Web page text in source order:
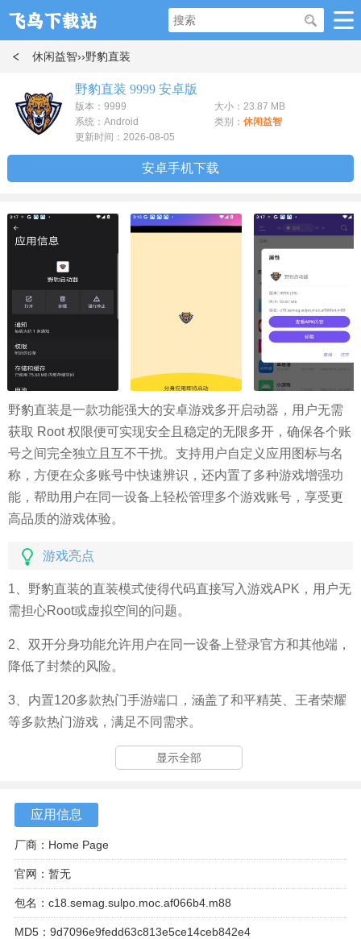
休闲益智››野豹直装
野豹直装 9999 安卓版
版本：9999
大小：23.87 MB
系统：Android
类别： 休闲益智
更新时间：2026-08-05
安卓手机下载
野豹直装是一款功能强大的安卓游戏多开启动器，用户无需
获取 Root 权限便可实现安全且稳定的无限多开，确保各个账
号之间完全独立且互不干扰。支持用户自定义应用图标与名
称，方便在众多账号中快速辨识，还内置了多种游戏增强功
能，帮助用户在同一设备上轻松管理多个游戏账号，享受更
高品质的游戏体验。
游戏亮点
1、野豹直装的直装模式使得代码直接写入游戏APK，用户无
需担心Root或虚拟空间的问题。
2、双开分身功能允许用户在同一设备上登录官方和其他端，
降低了封禁的风险。
3、内置120多款热门手游端口，涵盖了和平精英、王者荣耀
等多款热门游戏，满足不同需求。
显示全部
应用信息
厂商：Home Page
官网：暂无
包名：c18.semag.sulpo.moc.af066b4.m88
MD5：9d7096e9fedd63c813e5ce14ceb842e4